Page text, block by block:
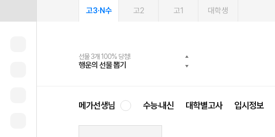
고3·N수 고2 고1 대학생
선물 3개 100% 당첨!
행운의 선물 뽑기
선물 100% 증정!
메가스터디 X 올리브
여름방학 스터디 캐시백
메가런 썸머스쿨
2027 러셀 단과
강사 공개선발
스마트러닝앱
설문 EVENT
메가패스
3일 무료 체험권
메가패스 수강생 무료혜택!
메가클럽 멤버십
사회공헌 캠페인
희망이룸 메가나눔
메가선생님 수능·내신 대학별고사 입시정보